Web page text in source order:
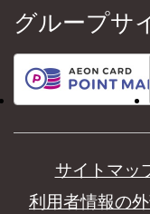
グループサ
サイトマッ
利用者情報の